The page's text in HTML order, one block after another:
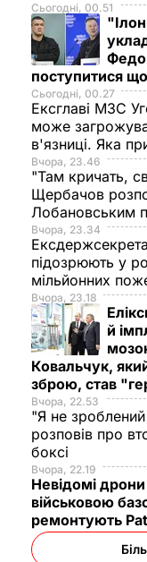
Сьогодні, 00.51
поступитися
Сьогодні, 00.27
Ексглаві МЗС
може
в'язниці. Яка
Вчора, 23.46
"Там кричать,
Щербачов
Лобановським
Вчора, 23.34
підозрюють у
мільйонних
Вчора, 23.18
й
Ковальчук,
зброю, став
Вчора, 22.53
"Я не зроблений
розповів про
боксі
Вчора, 22.19
Невідомі
військовою
ремонтують